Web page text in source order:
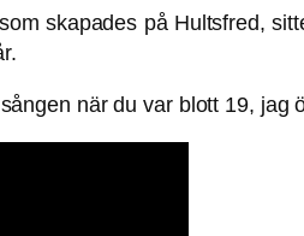
skapades på Hultsfred,
när du var blott 19, jag